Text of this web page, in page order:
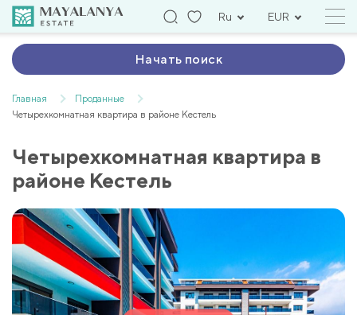
Ru EUR
Начать поиск
Главная
Проданные
Четырехкомнатная квартира в районе Кестель
Четырехкомнатная квартира в
районе Кестель